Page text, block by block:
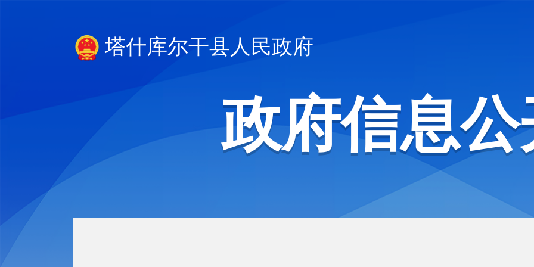
塔什库尔干县人民政府
政府信息公